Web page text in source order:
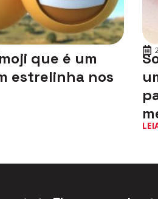
que é um
estrelinha nos